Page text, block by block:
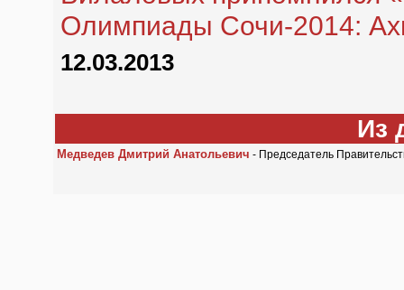
Олимпиады Сочи-2014:
12.03.2013
Из
Медведев Дмитрий Анатольевич - Председатель